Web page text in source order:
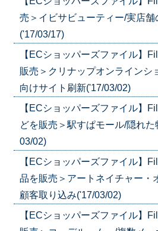
売＞イビサビューティー/実店
('17/03/17)
【ECショッパーズファイル】
販売＞クリナップオンラインシ
向けサイト刷新('17/03/02)
【ECショッパーズファイル】
どを販売＞駅すぱモール/隠れ
03/02)
【ECショッパーズファイル】
品を販売＞アートネイチャー・
顧客取り込み('17/03/02)
【ECショッパーズファイル】